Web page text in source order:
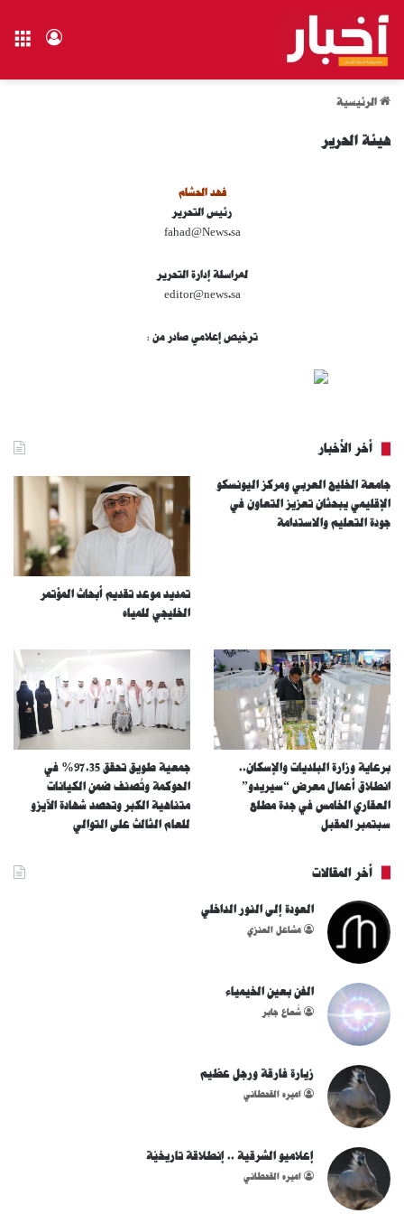
تسجيل
الرئيسية
هيئة الحرير
فهد الحشام
رئيس التحرير
fahad@News.sa
لمراسلة إدارة التحرير
editor@news.sa
ترخيص إعلامي صادر من :
أخر الأخبار
جامعة الخليج العربي ومركز اليونسكو
الإقليمي يبحثان تعزيز التعاون في
جودة التعليم والاستدامة
تمديد موعد تقديم أبحاث المؤتمر
الخليجي للمياه
برعاية وزارة البلديات والإسكان..
انطلاق أعمال معرض “سيريدو”
العقاري الخامس في جدة مطلع
سبتمبر المقبل
جمعية طويق تحقق 97.35% في
الحوكمة وتُصنف ضمن الكيانات
متناهية الكبر وتحصد شهادة الآيزو
للعام الثالث على التوالي
أخر المقالات
العودة إلى النور الداخلي
مشاعل العنزي
الفن بعين الخيمياء
شُعاع جابر
زيارة فارقة ورجل عظيم
اميره القحطاني
إعلاميو الشرقية .. إنطلاقة تاريخيّة
اميره القحطاني